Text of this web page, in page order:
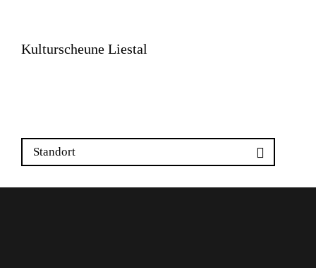
Kulturscheune Liestal
Standort